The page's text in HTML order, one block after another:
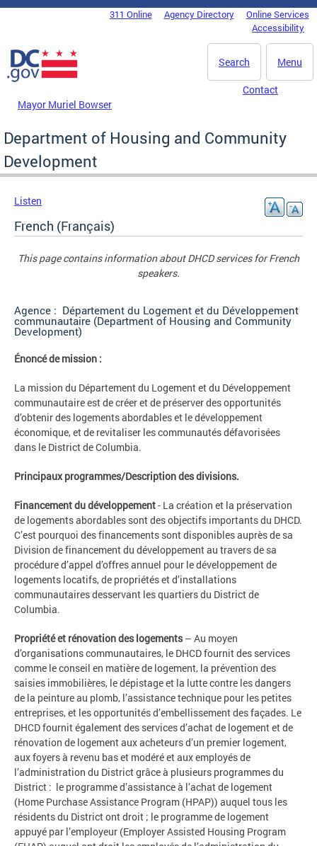
Skip to main content
DC Agency Top Menu311 Online Agency Directory
Online Services
Accessibility
Menu
Search
Mayor Muriel Bowser
Contact
Department of Housing and Community
Development
Listen
French (Français)
This page contains information about DHCD services for French
speakers.
Agence : Département du Logement et du Développement
communautaire (Department of Housing and Community
Development)
Énoncé de mission :
La mission du Département du Logement et du Développement
communautaire est de créer et de préserver des opportunités
d’obtenir des logements abordables et le développement
économique, et de revitaliser les communautés défavorisées
dans le District de Columbia.
Principaux programmes/Description des divisions.
Financement du développement- La création et la préservation
de logements abordables sont des objectifs importants du DHCD.
C’est pourquoi des financements sont disponibles auprès de sa
Division de financement du développement au travers de sa
procédure d’appel d’offres annuel pour le développement de
logements locatifs, de propriétés et d’installations
communautaires desservant les quartiers du District de
Columbia.
Propriété et rénovation des logements– Au moyen
d’organisations communautaires, le DHCD fournit des services
comme le conseil en matière de logement, la prévention des
saisies immobilières, le dépistage et la lutte contre les dangers
de la peinture au plomb, l’assistance technique pour les petites
entreprises, et les opportunités d’embellissement des façades. Le
DHCD fournit également des services d’achat de logement et de
rénovation de logement aux acheteurs d’un premier logement,
aux foyers à revenu bas et modéré et aux employés de
l’administration du District grâce à plusieurs programmes du
District : le programme d’assistance à l’achat de logement
(Home Purchase Assistance Program (HPAP)) auquel tous les
résidents du District ont droit ; le programme de logement
appuyé par l’employeur (Employer Assisted Housing Program